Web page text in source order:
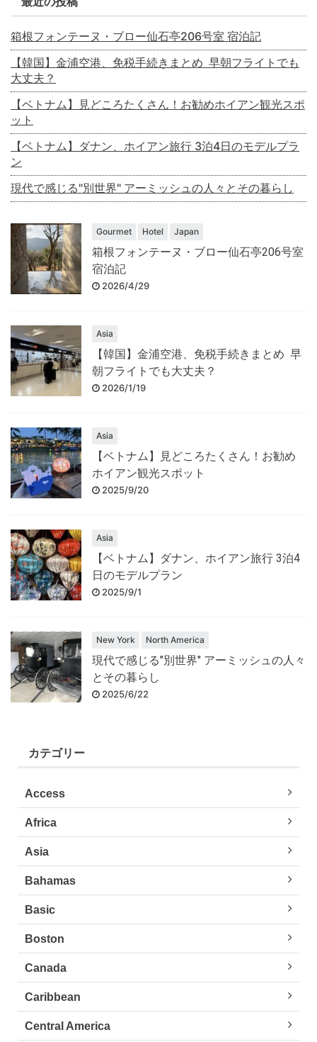
箱根フォンテーヌ・ブロー仙石亭206号室 宿泊記
【韓国】金浦空港、免税手続きまとめ 早朝フライトでも
大丈夫？
【ベトナム】見どころたくさん！お勧めホイアン観光スポ
ット
【ベトナム】ダナン、ホイアン旅行 3泊4日のモデルプラ
ン
現代で感じる"別世界" アーミッシュの人々とその暮らし
Gourmet Hotel Japan
箱根フォンテーヌ・ブロー仙石亭206号室
宿泊記
2026/4/29
Asia
【韓国】金浦空港、免税手続きまとめ 早
朝フライトでも大丈夫？
2026/1/19
Asia
【ベトナム】見どころたくさん！お勧め
ホイアン観光スポット
2025/9/20
Asia
【ベトナム】ダナン、ホイアン旅行 3泊4
日のモデルプラン
2025/9/1
New York North America
現代で感じる"別世界" アーミッシュの人々
とその暮らし
2025/6/22
カテゴリー
Access
Africa
Asia
Bahamas
Basic
Boston
Canada
Caribbean
Central America